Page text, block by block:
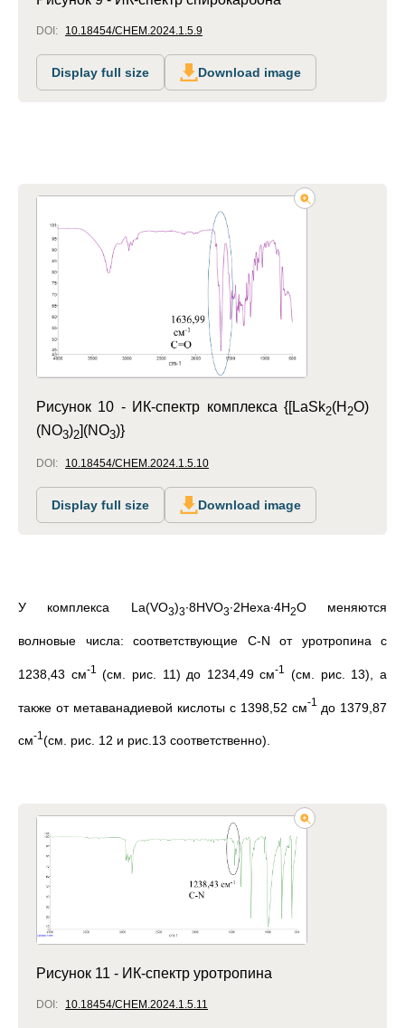
DOI: 10.18454/CHEM.2024.1.5.9
Display full size Download image
Рисунок 10 - ИК-спектр комплекса {[LaSk2(H 2O)
(NO3)2](NO3)}
DOI: 10.18454/CHEM.2024.1.5.10
Display full size Download image
У комплекса La(VO3)3∙8HVO3∙2Hexa∙4H2O меняются
волновые числа: соответствующие C-N от уротропина с
1238,43 см-1 (см. рис. 11) до 1234,49 см-1 (см. рис. 13), а
также от метаванадиевой кислоты с 1398,52 см-1 до 1379,87
см-1 (см. рис. 12 и рис.13 соответственно).
Рисунок 11 - ИК-спектр уротропина
DOI: 10.18454/CHEM.2024.1.5.11